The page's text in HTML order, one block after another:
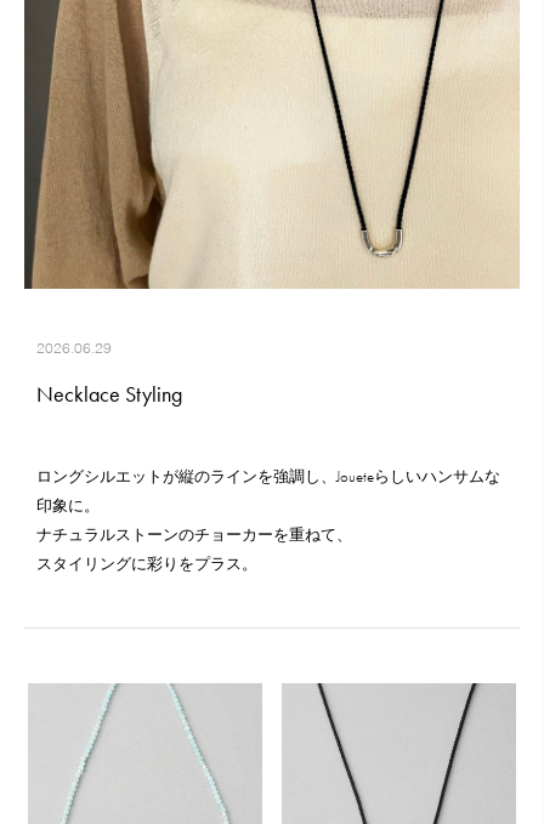
2026.06.29
Necklace Styling
ロングシルエットが縦のラインを強調し、Joueteらしいハンサムな
印象に。
ナチュラルストーンのチョーカーを重ねて、
スタイリングに彩りをプラス。